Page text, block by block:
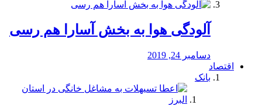
آلودگی هوا به بخش آسارا هم رسی
دسامبر 24, 2019
اقتصاد
بانک